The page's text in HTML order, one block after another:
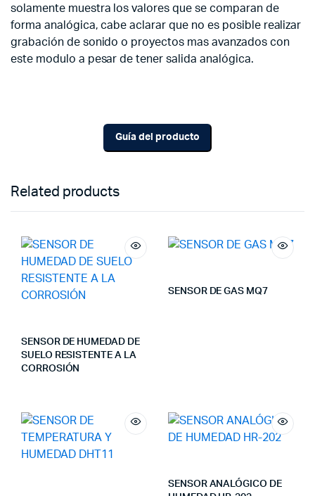
solamente muestra los valores que se comparan de
forma analógica, cabe aclarar que no es posible realizar
grabación de sonido o proyectos mas avanzados con
este modulo a pesar de tener salida analógica.
Guía del producto
Related products
SENSOR DE HUMEDAD DE
SUELO RESISTENTE A LA
CORROSIÓN
SENSOR DE GAS MQ7
SENSOR ANALÓGICO DE